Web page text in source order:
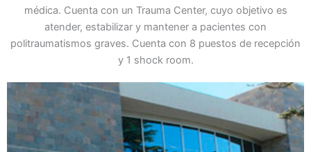
médica. Cuenta con un Trauma Center, cuyo objetivo es
atender, estabilizar y mantener a pacientes con
politraumatismos graves. Cuenta con 8 puestos de recepción
y 1 shock room.